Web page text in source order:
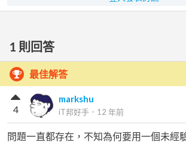
1 則回答
最佳解答
markshu
iT邦好手 ． 12 年前
4
問題一直都存在，不知為何要用一個未經